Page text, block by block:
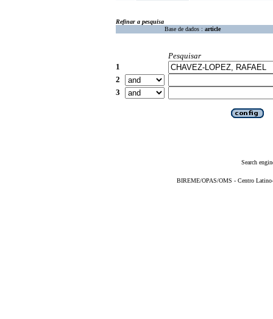
Refinar a pesquisa
Base de dados : article
Pesquisar
1
2
3
Search
BIREME/OPAS/OMS - Centro Latino-